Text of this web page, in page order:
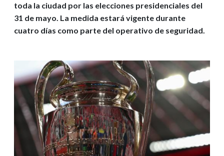
toda la ciudad por las elecciones presidenciales del
31 de mayo. La medida estará vigente durante
cuatro días como parte del operativo de seguridad.